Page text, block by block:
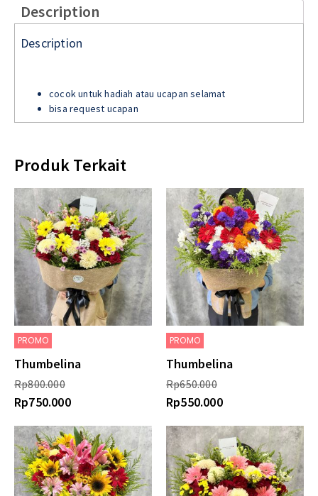
Description
Description
cocok untuk hadiah atau ucapan selamat
bisa request ucapan
Produk Terkait
PROMO
Thumbelina
Rp800.000
Rp750.000
PROMO
Thumbelina
Rp650.000
Rp550.000